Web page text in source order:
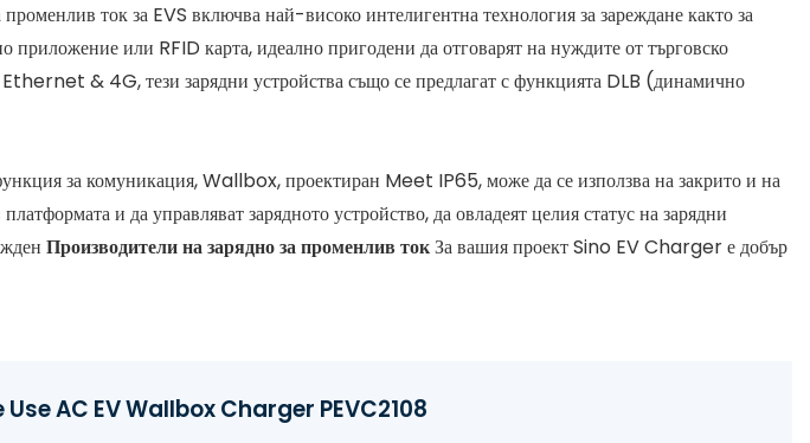
ток за EVS включва най-високо интелигентна технология за зареждане както за
или RFID карта, идеално пригодени да отговарят на нуждите от търговско
& 4G, тези зарядни устройства също се предлагат с функцията DLB (динамично
за комуникация, Wallbox, проектиран Meet IP65, може да се използва на закрито и на
и да управляват зарядното устройство, да овладеят целия статус на зарядни
Производители на зарядно за променлив токЗа вашия проект Sino EV Charger е добър
AC EV Wallbox Charger PEVC2108